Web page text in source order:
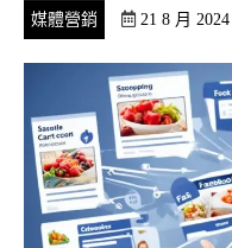
媒體營銷 21 8 月 2024